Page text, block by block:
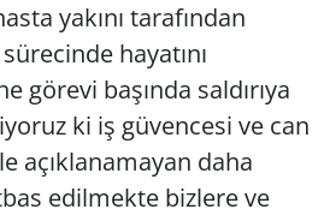
yakını tarafından
hayatını
görevi başında saldırıya
ki iş güvencesi ve can
açıklanamayan daha
edilmekte bizlere ve